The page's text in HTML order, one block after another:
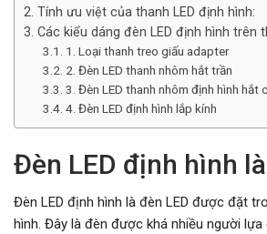
Tính ưu việt của thanh LED định hình:
Các kiểu dáng đèn LED định hình trên
1. Loại thanh treo giấu adapter
2. Đèn LED thanh nhôm hắt trần
3. Đèn LED thanh nhôm định hình hắt
4. Đèn LED định hình lắp kính
Đèn LED định hình
Đèn LED định hình là đèn LED được đặt
hình. Đây là đèn được khá nhiều người